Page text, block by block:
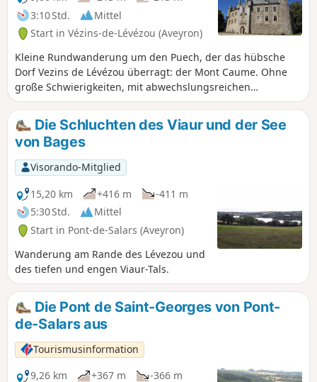
3:10 Std.
Mittel
Start in Vézins-de-Lévézou (Aveyron)
Kleine Rundwanderung um den Puech, der das hübsche
Dorf Vezins de Lévézou überragt: der Mont Caume. Ohne
große Schwierigkeiten, mit abwechslungsreichen
Landschaften.
Die Schluchten des Viaur und der See
von Bages
Visorando-Mitglied
15,20 km
+416 m
-411 m
5:30 Std.
Mittel
Start in Pont-de-Salars (Aveyron)
Wanderung am Rande des Lévezou und
des tiefen und engen Viaur-Tals.
Die Pont de Saint-Georges von Pont-
de-Salars aus
Tourismusinformation
9,26 km
+367 m
-366 m